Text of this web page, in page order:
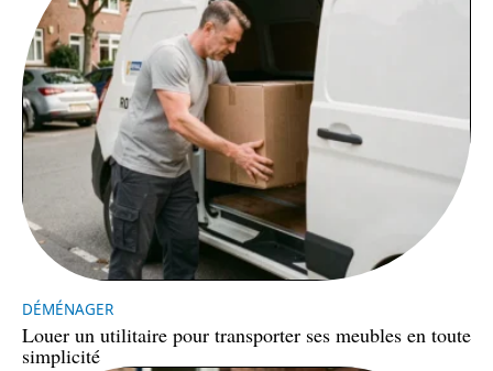
DÉMÉNAGER
Louer un utilitaire pour transporter ses meubles en toute
simplicité